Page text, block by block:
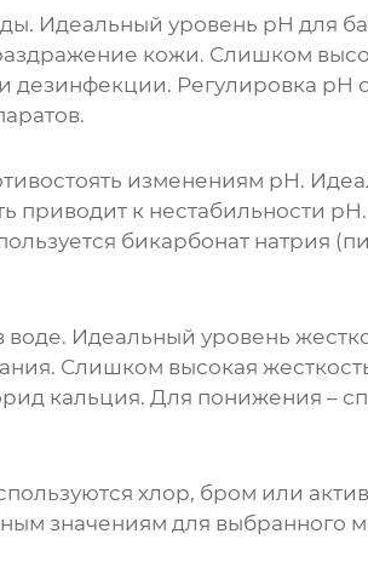
Идеальный уровень pH для
кожи. Слишком
Регулировка pH
изменениям pH.
к нестабильности
бикарбонат натрия
Идеальный уровень
Слишком высокая
кальция. Для понижения –
хлор, бром или
значениям для